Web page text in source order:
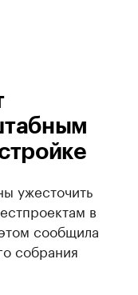
ужесточить
в
сообщила
собрания